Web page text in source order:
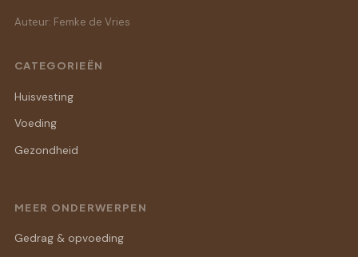
Auteur: Femke de Vries
CATEGORIEËN
Huisvesting
Voeding
Gezondheid
MEER ONDERWERPEN
Gedrag & opvoeding